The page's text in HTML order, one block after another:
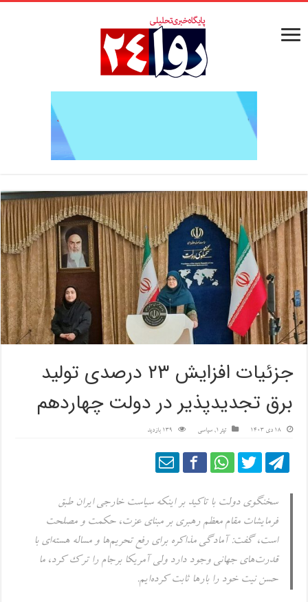
جزئیات افزایش ۲۳ درصدی تولید
برق تجدیدپذیر در دولت چهاردهم
18 دی 1403 تیتر1 ,سیاسی 139 بازدید
سخنگوی دولت با تاکید بر اینکه سیاست خارجی ایران طبق
فرمایشات مقام معظم رهبری بر مبنای عزت، حکمت و مصلحت
است، گفت: آمادگی مذاکره برای رفع تحریم‌ها و مساله هسته‌ای با
قدرت‌های جهانی وجود دارد ولی آمریکا برجام را ترک کرد، ما
حسن نیت خود را بارها ثابت کرده‌ایم.